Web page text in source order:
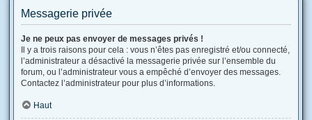
Messagerie privée
Je ne peux pas envoyer de messages privés !
Il y a trois raisons pour cela : vous n’êtes pas enregistré et/ou connecté,
l’administrateur a désactivé la messagerie privée sur l’ensemble du
forum, ou l’administrateur vous a empêché d’envoyer des messages.
Contactez l’administrateur pour plus d’informations.
Haut